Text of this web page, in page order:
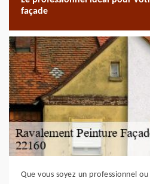
façade
Que vous soyez un professionnel